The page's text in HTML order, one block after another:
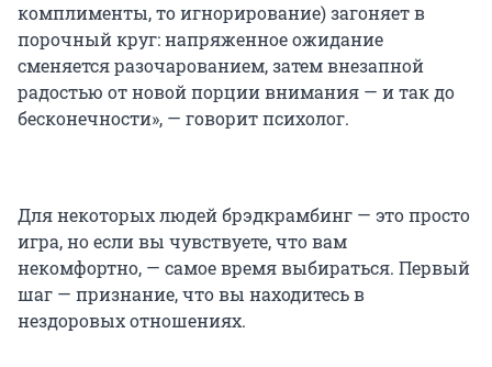
комплименты, то игнорирование) загоняет в
порочный круг: напряженное ожидание
сменяется разочарованием, затем внезапной
радостью от новой порции внимания — и так до
бесконечности», — говорит психолог.
Для некоторых людей брэдкрамбинг — это просто
игра, но если вы чувствуете, что вам
некомфортно, — самое время выбираться. Первый
шаг — признание, что вы находитесь в
нездоровых отношениях.